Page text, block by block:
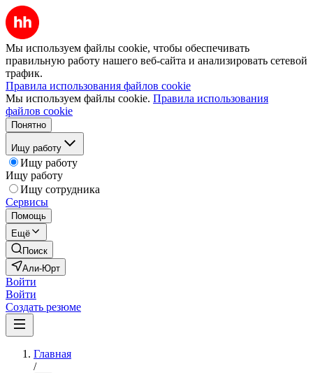
Мы используем файлы cookie, чтобы обеспечивать
правильную работу нашего веб-сайта и анализировать сетевой
трафик.
Правила использования файлов cookie
Мы используем файлы cookie. Правила использования
файлов cookie
Понятно
Ищу работу
Ищу работу
Ищу работу
Ищу сотрудника
Сервисы
Помощь
Ещё
Поиск
Али-Юрт
Войти
Войти
Создать резюме
Главная
/